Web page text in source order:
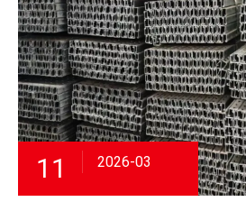
11 2026-03